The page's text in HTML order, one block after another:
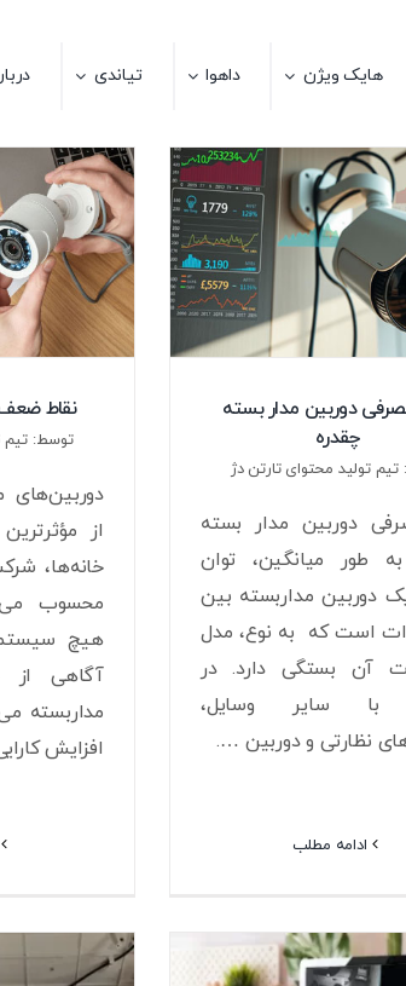
هایک ویژن داهوا تیاندی
دوربین مدار بسته
چقدره
تولید محتوای تارتن دژ
دوربین مدار بسته
طور میانگین، توان
دوربین مداربسته بین
۱۲ وات است که به نوع، مدل
آن بستگی دارد. در
با سایر وسایل،
نظارتی و دوربین ….
ادامه مطلب
نقاط
توسط: تیم
دوربین‌های
از
خانه‌ها،
محسوب
هیچ
آگاهی از
مداربسته
افزایش